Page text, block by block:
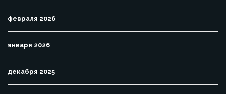
февраля 2026
января 2026
декабря 2025